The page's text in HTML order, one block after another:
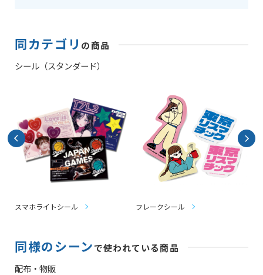
同カテゴリ の商品
シール（スタンダード）
スマホライトシール フレークシール
同様のシーンで使われている商品
配布・物販